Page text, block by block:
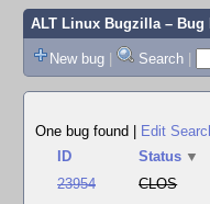
ALT Linux Bugzilla– Bug
New bug | Search |
One bug found
Edit
ID
Status ▼
23954
CLOS